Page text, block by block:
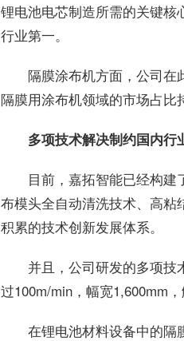
锂电池电芯制造所需的关键
行业第一。
隔膜涂布机方面，公司
隔膜用涂布机领域的市场占
多项技术解决制约国内行
目前，嘉拓智能已经构
布模头全自动清洗技术、高
积累的技术创新发展体系。
并且，公司研发的多项技
过100m/min，幅宽1,600mm
在锂电池材料设备中的隔